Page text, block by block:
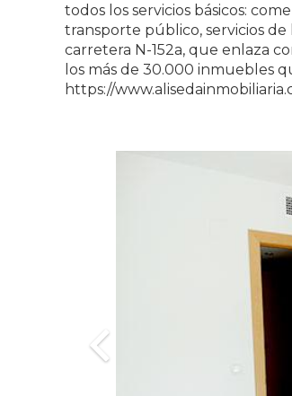
todos los servicios básicos:
transporte público, servicios
carretera N-152a, que enlaza
los más de 30.000 inmuebles
https://